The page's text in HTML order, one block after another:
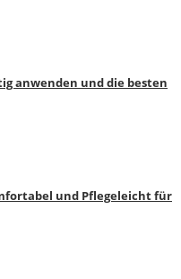
anwenden und die besten
und Pflegeleicht für